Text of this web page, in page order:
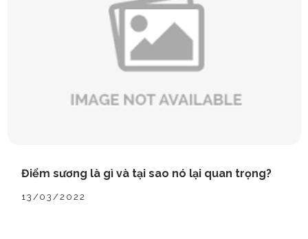
Điểm sương là gì và tại sao nó lại quan trọng?
13/03/2022